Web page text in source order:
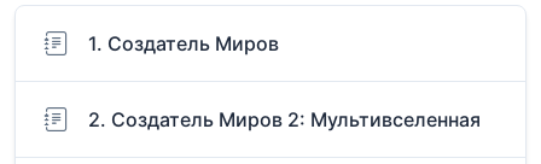
1. Создатель Миров
2. Создатель Миров 2: Мультивселенная